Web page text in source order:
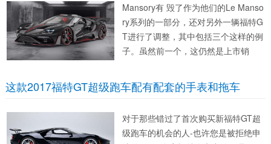
Mansory有 毁了作为他们的Le Manso
ry系列的一部分，还对另外一辆福特G
T进行了调整，其中包括三个这样的例
子。虽然前一个，这仍然是上市销
这款2017福特GT超级跑车配有配套的手表和拖车
对于那些错过了首次购买新福特GT超
级跑车的机会的人-也许您是被拒绝申